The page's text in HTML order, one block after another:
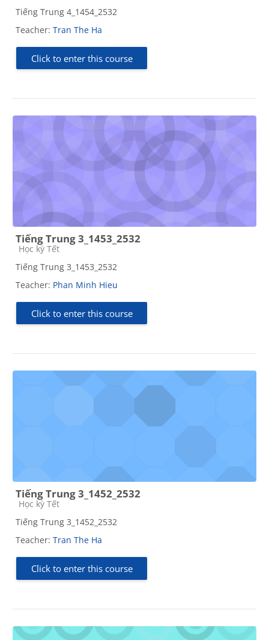
Tiếng Trung 4_1454_2532
Teacher: Tran The Ha
Click to enter this course
Tiếng Trung 3_1453_2532
Course category
Học kỳ Tết
Tiếng Trung 3_1453_2532
Teacher: Phan Minh Hieu
Click to enter this course
Tiếng Trung 3_1452_2532
Course category
Học kỳ Tết
Tiếng Trung 3_1452_2532
Teacher: Tran The Ha
Click to enter this course